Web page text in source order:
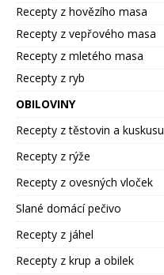
Recepty z hovězího masa
Recepty z vepřového masa
Recepty z mletého masa
Recepty z ryb
OBILOVINY
Recepty z těstovin a kuskusu
Recepty z rýže
Recepty z ovesných vloček
Slané domácí pečivo
Recepty z jáhel
Recepty z krup a obilek